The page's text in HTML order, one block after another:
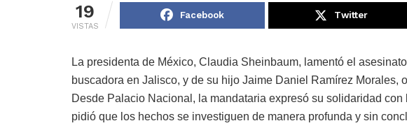
19
VISTAS
Facebook Twitter
La presidenta de México, Claudia Sheinbaum, lamentó el
buscadora en Jalisco, y de su hijo Jaime Daniel Ramírez Morales,
Desde Palacio Nacional, la mandataria expresó su solidaridad
pidió que los hechos se investiguen de manera profunda y sin